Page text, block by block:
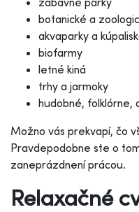
botanické a
akvaparky a
biofarmy
letné kiná
trhy a jarmoky
hudobné, folklórne,
Možno vás prekvapí, čo
Pravdepodobne ste o
zaneprázdnení prácou.
Relaxačné